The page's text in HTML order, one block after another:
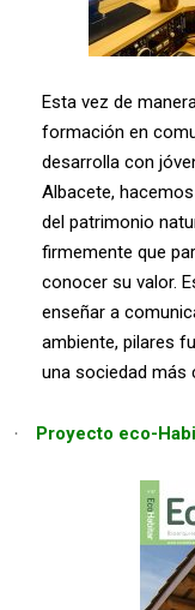
Esta vez de
formación en
desarrolla con
Albacete,
del patrimonio
firmemente que
conocer su valor.
enseñar a
ambiente, pilares
una sociedad más
· Proyecto eco-